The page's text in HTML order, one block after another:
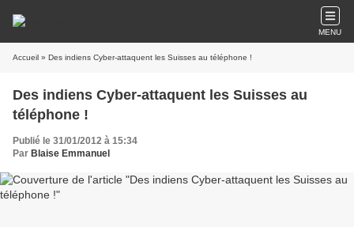
MENU
Accueil » Des indiens Cyber-attaquent les Suisses au téléphone !
Des indiens Cyber-attaquent les Suisses au
téléphone !
Publié le 31/01/2012 à 15:34
Par Blaise Emmanuel